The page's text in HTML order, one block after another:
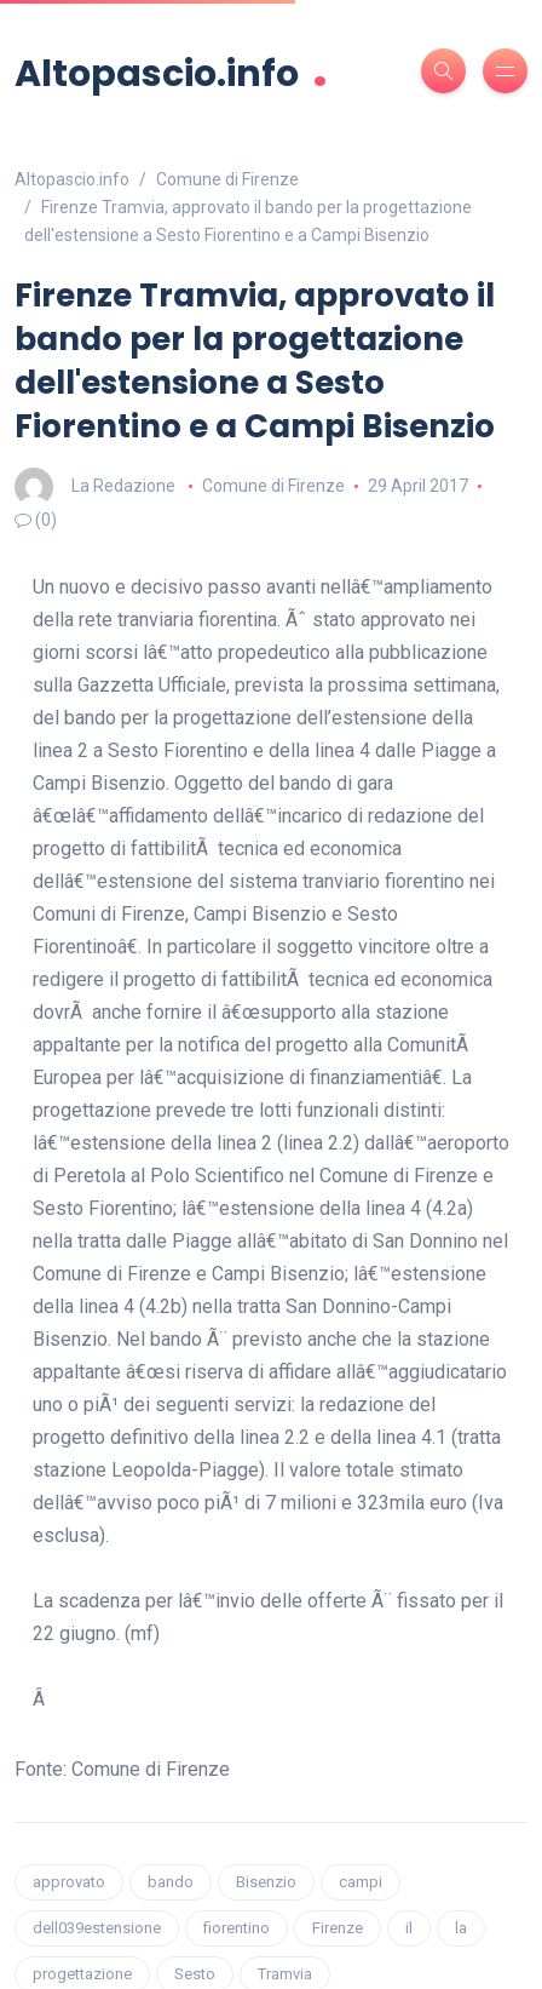
Altopascio.info .
Altopascio.info
Comune di Firenze
Firenze Tramvia, approvato il bando per la progettazione
dell'estensione a Sesto Fiorentino e a Campi Bisenzio
Firenze Tramvia, approvato il
bando per la progettazione
dell'estensione a Sesto
Fiorentino e a Campi Bisenzio
La Redazione Comune di Firenze
29 April 2017
(0)
Un nuovo e decisivo passo avanti nellâ€™ampliamento
della rete tranviaria fiorentina. Ãˆ stato approvato nei
giorni scorsi lâ€™atto propedeutico alla pubblicazione
sulla Gazzetta Ufficiale, prevista la prossima settimana,
del bando per la progettazione dell’estensione della
linea 2 a Sesto Fiorentino e della linea 4 dalle Piagge a
Campi Bisenzio. Oggetto del bando di gara
â€œlâ€™affidamento dellâ€™incarico di redazione del
progetto di fattibilitÃ tecnica ed economica
dellâ€™estensione del sistema tranviario fiorentino nei
Comuni di Firenze, Campi Bisenzio e Sesto
Fiorentinoâ€. In particolare il soggetto vincitore oltre a
redigere il progetto di fattibilitÃ tecnica ed economica
dovrÃ anche fornire il â€œsupporto alla stazione
appaltante per la notifica del progetto alla ComunitÃ
Europea per lâ€™acquisizione di finanziamentiâ€. La
progettazione prevede tre lotti funzionali distinti:
lâ€™estensione della linea 2 (linea 2.2) dallâ€™aeroporto
di Peretola al Polo Scientifico nel Comune di Firenze e
Sesto Fiorentino; lâ€™estensione della linea 4 (4.2a)
nella tratta dalle Piagge allâ€™abitato di San Donnino nel
Comune di Firenze e Campi Bisenzio; lâ€™estensione
della linea 4 (4.2b) nella tratta San Donnino-Campi
Bisenzio. Nel bando Ã¨ previsto anche che la stazione
appaltante â€œsi riserva di affidare allâ€™aggiudicatario
uno o piÃ¹ dei seguenti servizi: la redazione del
progetto definitivo della linea 2.2 e della linea 4.1 (tratta
stazione Leopolda-Piagge). Il valore totale stimato
dellâ€™avviso poco piÃ¹ di 7 milioni e 323mila euro (Iva
esclusa).
La scadenza per lâ€™invio delle offerte Ã¨ fissato per il
22 giugno. (mf)
Â
Fonte: Comune di Firenze
approvato bando Bisenzio campi
dell039estensione fiorentino Firenze il la
progettazione Sesto Tramvia